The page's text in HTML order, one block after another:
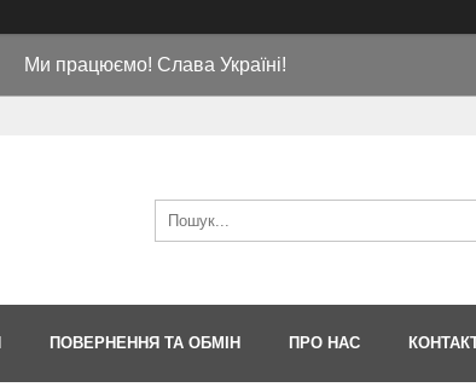
Ми працюємо! Слава Україні!
ПОВЕРНЕННЯ ТА ОБМІН ПРО НАС